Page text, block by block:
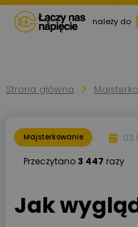
należy do
Strona główna
Majsterkowanie
Przeczytano 3 447 razy
Jak